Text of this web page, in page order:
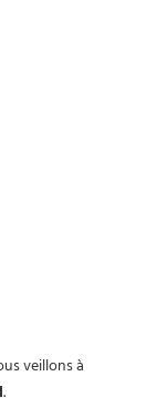
veillons à
.